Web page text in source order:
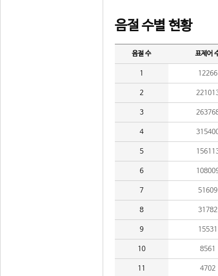
음절 수별 현황
음절 수 표제어
1 12266
2
3
4
5
6
7 51609
8 31782
9 15531
10 8561
11 4702